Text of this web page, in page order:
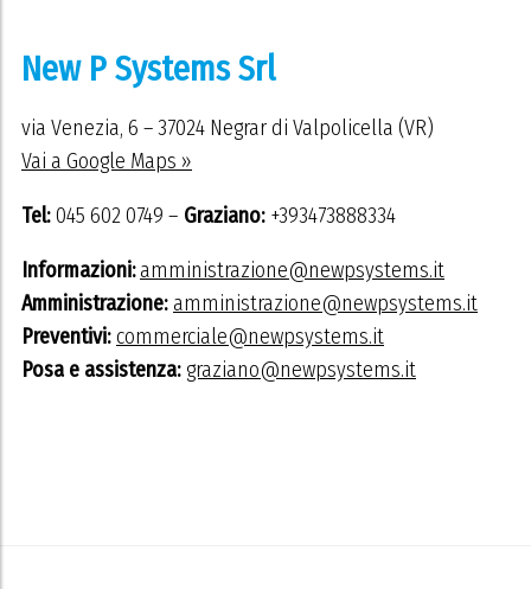
New P Systems Srl
via Venezia, 6 – 37024 Negrar di Valpolicella (VR)
Vai a Google Maps »
Tel:045 602 0749 – Graziano:+393473888334
Informazioni:amministrazione@newpsystems.it
Amministrazione: amministrazione@newpsystems.it
Preventivi: commerciale@newpsystems.it
Posa e assistenza: graziano@newpsystems.it